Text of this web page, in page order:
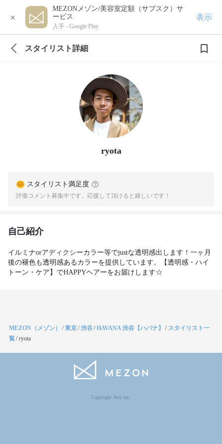
×
MEZONメゾン/美容室定額（サブスク）サ
ービス
入手 - Google Play
表示
スタイリスト詳細
ryota
スタイリスト満足度
評価コメント募集中です。応援して頂けると嬉しいです！
自己紹介
イルミナorアディクシーカラー等でjustな透明感出します！一ヶ月
後の褪色も透明感あるカラーを提供しています。【透明感・ハイ
トーン・ケア】でHAPPYヘアーをお届けします☆
MEZON（メゾン） /東京/渋谷/HAVANA 渋谷【ハバナ】 / スタイリスト一
覧/ryota
Copyright Jocy inc.